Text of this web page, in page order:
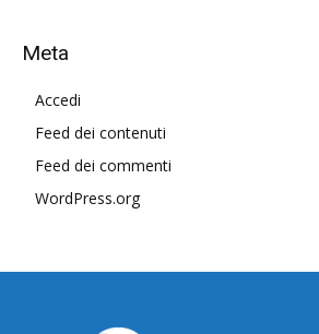
Meta
Accedi
Feed dei contenuti
Feed dei commenti
WordPress.org